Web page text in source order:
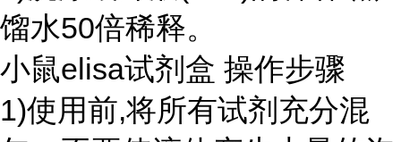
馏水50倍稀释。
小鼠elisa试剂盒 操作步骤
1)使用前,将所有试剂充分混